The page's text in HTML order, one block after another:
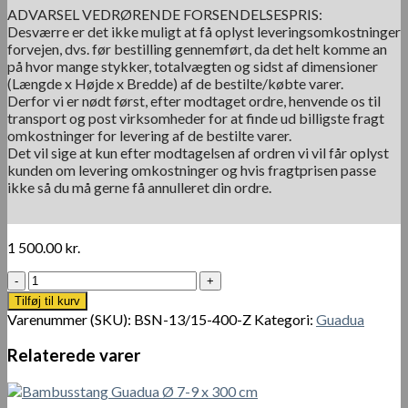
ADVARSEL VEDRØRENDE FORSENDELSESPRIS:
Desværre er det ikke muligt at få oplyst leveringsomkostninger
forvejen, dvs. før bestilling gennemført, da det helt komme an
på hvor mange stykker, totalvægten og sidst af dimensioner
(Længde x Højde x Bredde) af de bestilte/købte varer.
Derfor vi er nødt først, efter modtaget ordre, henvende os til
transport og post virksomheder for at finde ud billigste fragt
omkostninger for levering af de bestilte varer.
Det vil sige at kun efter modtagelsen af ordren vi vil får oplyst
kunden om levering omkostninger og hvis fragtprisen passe
ikke så du må gerne få annulleret din ordre.
1 500.00kr.
Bambusstang
Guadua
Ø
13-
15
x
cm
Tilføj til kurv
Varenummer (SKU): BSN-13/15-400-Z Kategori: Guadua
Relaterede varer